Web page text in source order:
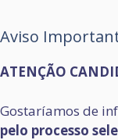
Aviso
ATENÇÃO
Gostaríamos de
pelo processo